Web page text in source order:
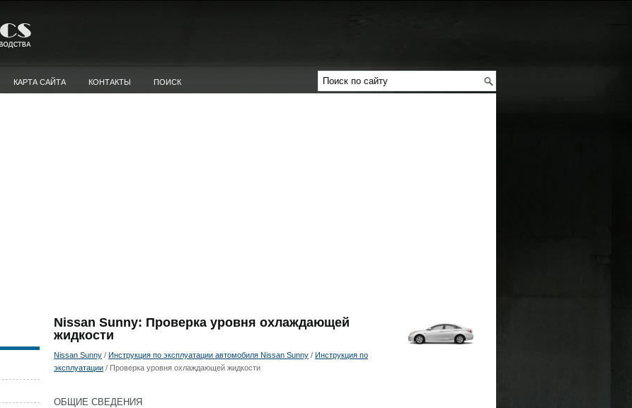
КАРТА САЙТА КОНТАКТЫ ПОИСК
Nissan Sunny: Проверка уровня охлаждающей
жидкости
Nissan Sunny / Инструкция по эксплуатации автомобиля Nissan Sunny / Инструкция по
эксплуатации / Проверка уровня охлаждающей жидкости
ОБЩИЕ СВЕДЕНИЯ